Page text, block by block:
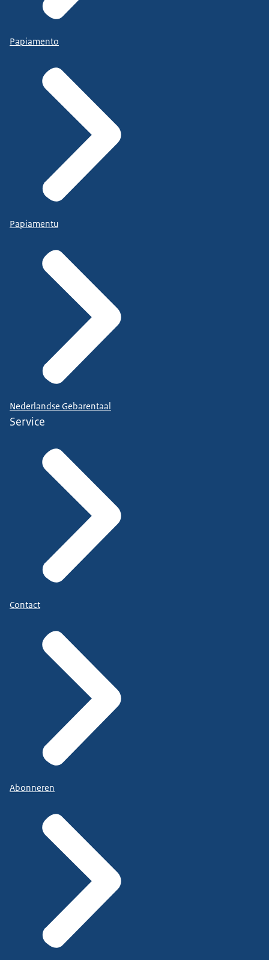
Papiamento
Papiamentu
Nederlandse Gebarentaal
Service
Contact
Abonneren